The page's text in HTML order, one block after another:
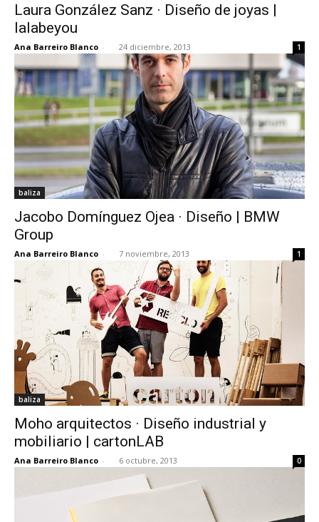
Laura González Sanz · Diseño de joyas |
lalabeyou
Ana Barreiro Blanco - 24 diciembre, 2013 1
baliza
Jacobo Domínguez Ojea · Diseño | BMW
Group
Ana Barreiro Blanco - 7 noviembre, 2013 1
baliza
Moho arquitectos · Diseño industrial y
mobiliario | cartonLAB
Ana Barreiro Blanco - 6 octubre, 2013 0